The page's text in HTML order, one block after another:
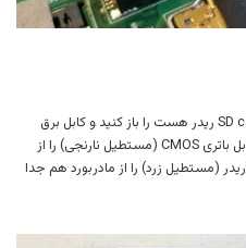
دو پیچ که برای نگهداشتن بورد USB و SD card ریدر هست را باز کنید و کابل برق
بورد USB و SD card ریدر (مربع قرمز) و کابل باتری CMOS (مستطیل نارنجی) را از
جای خود در آورید و نیز کابل بورد USB SD ریدر (مستطیل زرد) را از مادربورد هم جدا